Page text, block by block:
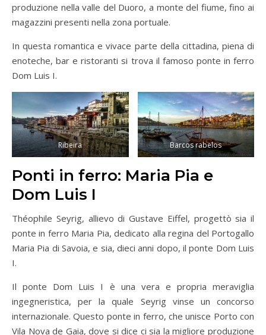
produzione nella valle del Duoro, a monte del fiume, fino ai
magazzini presenti nella zona portuale.
In questa romantica e vivace parte della cittadina, piena di
enoteche, bar e ristoranti si trova il famoso ponte in ferro
Dom Luis I.
Ribeira Barcos rabelos
Ponti in ferro: Maria Pia e
Dom Luis I
Théophile Seyrig, allievo di Gustave Eiffel, progettò sia il
ponte in ferro Maria Pia, dedicato alla regina del Portogallo
Maria Pia di Savoia, e sia, dieci anni dopo, il ponte Dom Luis
I.
Il ponte Dom Luis I è una vera e propria meraviglia
ingegneristica, per la quale Seyrig vinse un concorso
internazionale. Questo ponte in ferro, che unisce Porto con
Vila Nova de Gaia, dove si dice ci sia la migliore produzione